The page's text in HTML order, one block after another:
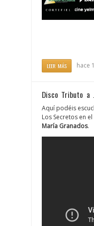
LEER MÁS hace
Disco Tributo a
Aquí podéis
Los Secretos en
María Granados.